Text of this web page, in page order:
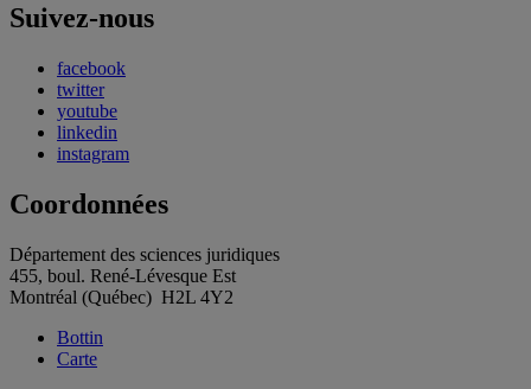
Suivez-nous
facebook
twitter
youtube
linkedin
instagram
Coordonnées
Département des sciences juridiques
455, boul. René-Lévesque Est
Montréal (Québec) H2L 4Y2
Bottin
Carte